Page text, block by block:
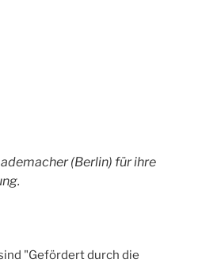
(Berlin) für ihre
"Gefördert durch die